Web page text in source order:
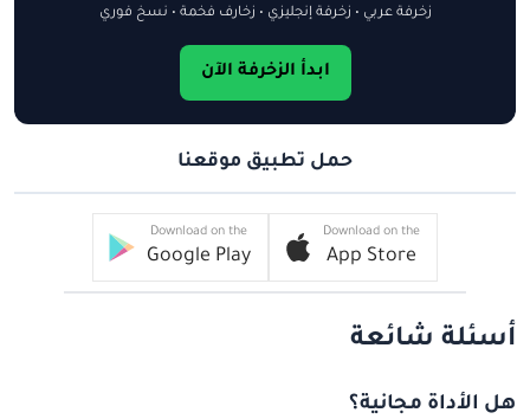
زخرفة عربي • زخرفة إنجليزي • زخارف فخمة • نسخ فوري
ابدأ الزخرفة الآن
حمل تطبيق موقعنا
Download on the
App Store
Download on the
Google Play
أسئلة شائعة
هل الأداة مجانية؟